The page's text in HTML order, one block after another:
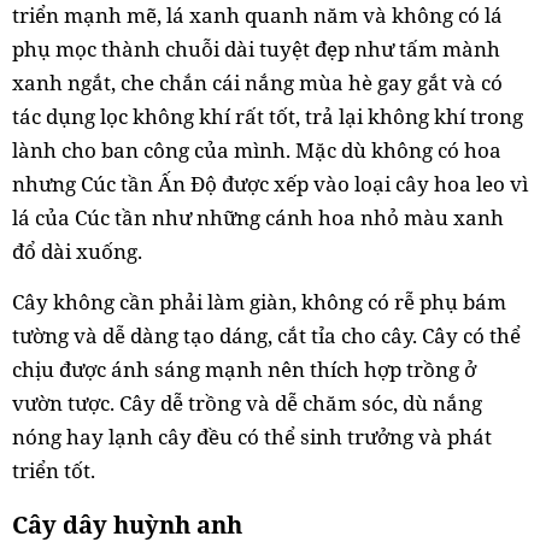
triển mạnh mẽ, lá xanh quanh năm và không có lá
phụ mọc thành chuỗi dài tuyệt đẹp như tấm mành
xanh ngắt, che chắn cái nắng mùa hè gay gắt và có
tác dụng lọc không khí rất tốt, trả lại không khí trong
lành cho ban công của mình. Mặc dù không có hoa
nhưng Cúc tần Ấn Độ được xếp vào loại cây hoa leo vì
lá của Cúc tần như những cánh hoa nhỏ màu xanh
đổ dài xuống.
Cây không cần phải làm giàn, không có rễ phụ bám
tường và dễ dàng tạo dáng, cắt tỉa cho cây. Cây có thể
chịu được ánh sáng mạnh nên thích hợp trồng ở
vườn tược. Cây dễ trồng và dễ chăm sóc, dù nắng
nóng hay lạnh cây đều có thể sinh trưởng và phát
triển tốt.
Cây dây huỳnh anh